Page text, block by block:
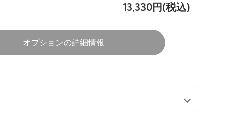
13,330円(税込)
オプションの詳細情報